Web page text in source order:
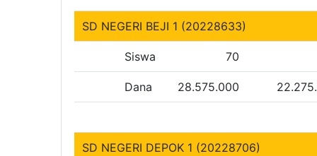
SD NEGERI BEJI 1 (20228633)
Siswa 70
Dana 28.575.000
SD NEGERI DEPOK 1 (20228706)